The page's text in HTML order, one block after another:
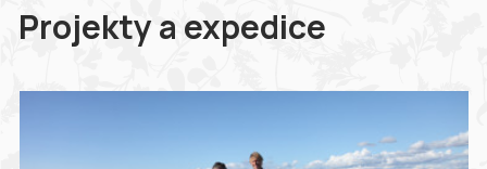
Projekty a expedice